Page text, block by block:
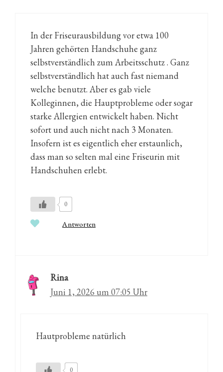
In der Friseurausbildung vor etwa 100
Jahren gehörten Handschuhe ganz
selbstverständlich zum Arbeitsschutz . Ganz
selbstverständlich hat auch fast niemand
welche benutzt. Aber es gab viele
Kolleginnen, die Hauptprobleme oder sogar
starke Allergien entwickelt haben. Nicht
sofort und auch nicht nach 3 Monaten.
Insofern ist es eigentlich eher erstaunlich,
dass man so selten mal eine Friseurin mit
Handschuhen erlebt.
0
Antworten
Rina
Juni 1, 2026 um 07:05 Uhr
Hautprobleme natürlich
0